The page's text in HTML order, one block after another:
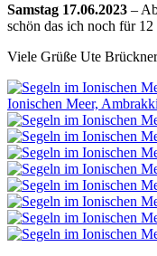
Samstag 17.06.2023 –
schön das ich noch für
Viele Grüße Ute Brückner
Ionischen Meer,